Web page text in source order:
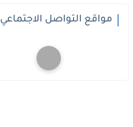
مواقع التواصل الاجتماعي